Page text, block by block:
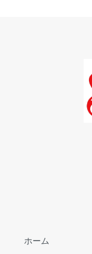
ホーム